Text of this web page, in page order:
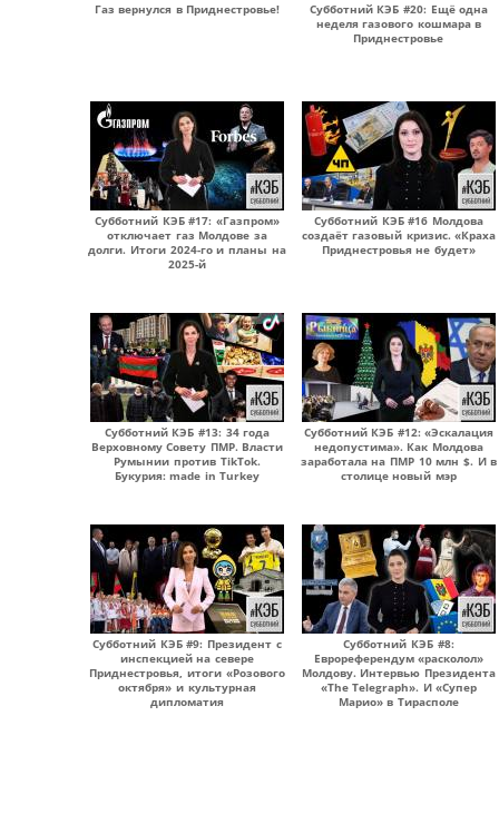
Газ вернулся в Приднестровье!
Субботний КЭБ #20: Ещё одна
неделя газового кошмара в
Приднестровье
Субботний КЭБ #17: «Газпром»
отключает газ Молдове за
долги. Итоги 2024-го и планы на
2025-й
Субботний КЭБ #16 Молдова
создаёт газовый кризис. «Краха
Приднестровья не будет»
Субботний КЭБ #13: 34 года
Верховному Совету ПМР. Власти
Румынии против TikTok.
Букурия: made in Turkey
Субботний КЭБ #12: «Эскалация
недопустима». Как Молдова
заработала на ПМР 10 млн $. И в
столице новый мэр
Субботний КЭБ #9: Президент с
инспекцией на севере
Приднестровья, итоги «Розового
октября» и культурная
дипломатия
Субботний КЭБ #8:
Еврореферендум «расколол»
Молдову. Интервью Президента
«The Telegraph». И «Супер
Марио» в Тирасполе